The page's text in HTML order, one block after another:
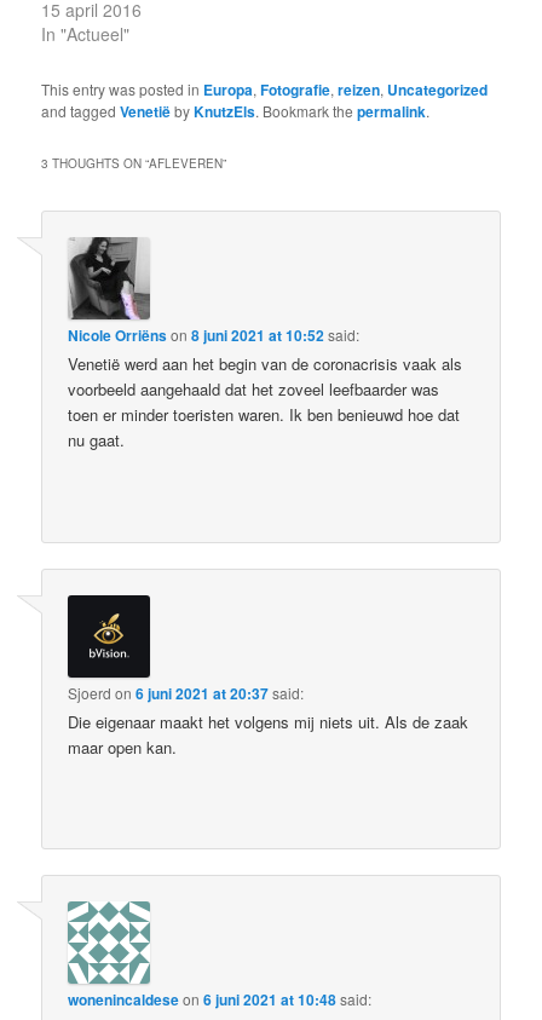
15 april 2016
In "Actueel"
This entry was posted in Europa,Fotografie,reizen, Uncategorized
and taggedVenetiëbyKnutzEls. Bookmark thepermalink.
3 THOUGHTS ON “AFLEVEREN”
Nicole Orriënson8 juni 2021 at 10:52said:
Venetië werd aan het begin van de coronacrisis vaak als
voorbeeld aangehaald dat het zoveel leefbaarder was
toen er minder toeristen waren. Ik ben benieuwd hoe dat
nu gaat.
Sjoerd on6 juni 2021 at 20:37said:
Die eigenaar maakt het volgens mij niets uit. Als de zaak
maar open kan.
wonenincaldeseon6 juni 2021 at 10:48said: